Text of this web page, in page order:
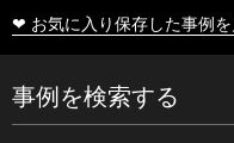
❤ お気に入り保存した事例
事例を検索する